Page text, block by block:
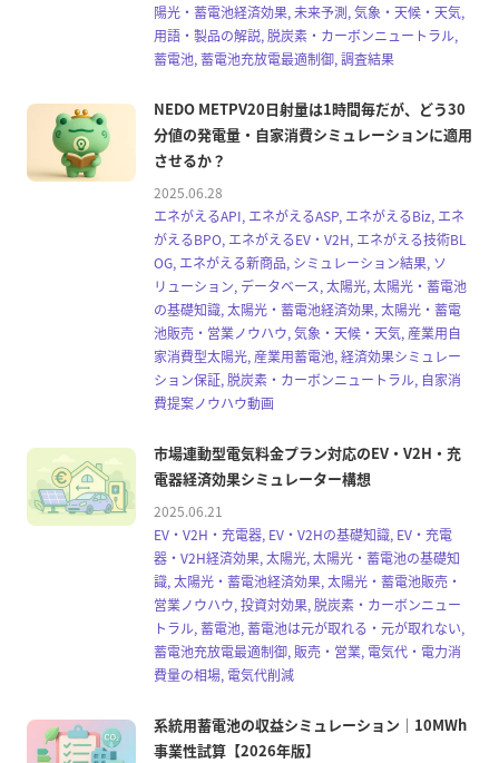
陽光・蓄電池経済効果, 未来予測, 気象・天候・天気,
用語・製品の解説, 脱炭素・カーボンニュートラル,
蓄電池, 蓄電池充放電最適制御, 調査結果
NEDO METPV20日射量は1時間毎だが、どう30
分値の発電量・自家消費シミュレーションに適用
させるか？
2025.06.28
エネがえるAPI, エネがえるASP, エネがえるBiz, エネ
がえるBPO, エネがえるEV・V2H, エネがえる技術BL
OG, エネがえる新商品, シミュレーション結果, ソ
リューション, データベース, 太陽光, 太陽光・蓄電池
の基礎知識, 太陽光・蓄電池経済効果, 太陽光・蓄電
池販売・営業ノウハウ, 気象・天候・天気, 産業用自
家消費型太陽光, 産業用蓄電池, 経済効果シミュレー
ション保証, 脱炭素・カーボンニュートラル, 自家消
費提案ノウハウ動画
市場連動型電気料金プラン対応のEV・V2H・充
電器経済効果シミュレーター構想
2025.06.21
EV・V2H・充電器, EV・V2Hの基礎知識, EV・充電
器・V2H経済効果, 太陽光, 太陽光・蓄電池の基礎知
識, 太陽光・蓄電池経済効果, 太陽光・蓄電池販売・
営業ノウハウ, 投資対効果, 脱炭素・カーボンニュー
トラル, 蓄電池, 蓄電池は元が取れる・元が取れない,
蓄電池充放電最適制御, 販売・営業, 電気代・電力消
費量の相場, 電気代削減
系統用蓄電池の収益シミュレーション｜10MWh
事業性試算【2026年版】